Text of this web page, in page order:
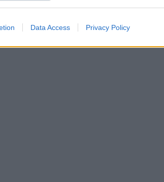
Data Access Privacy Policy